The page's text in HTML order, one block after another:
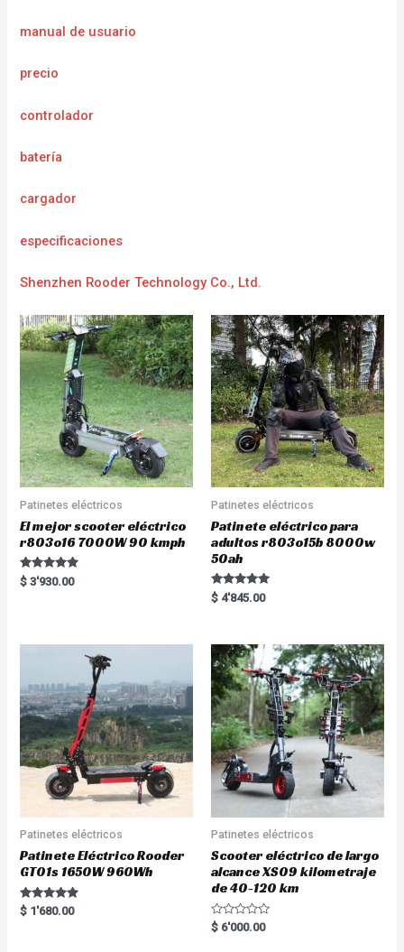
manual de usuario
precio
controlador
batería
cargador
especificaciones
Shenzhen Rooder Technology Co., Ltd.
Patinetes eléctricos
El mejor scooter eléctrico
r803o16 7000W 90 kmph
Rated
5.00
$ 3'930.00
Patinetes eléctricos
Patinete eléctrico para
adultos r803o15b 8000w
50ah
Rated
5.00
$ 4'845.00
Patinetes eléctricos
Patinete Eléctrico Rooder
GT01s 1650W 960Wh
Rated
5.00
$ 1'680.00
Patinetes eléctricos
Scooter eléctrico de largo
alcance XS09 kilometraje
de 40-120 km
R
a
$ 6'000.00